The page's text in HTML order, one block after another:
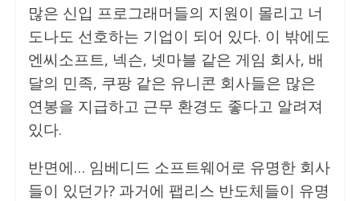
많은 신입 프로그래머들의 지원이 몰리고 너
도나도 선호하는 기업이 되어 있다. 이 밖에도
엔씨소프트, 넥슨, 넷마블 같은 게임 회사, 배
달의 민족, 쿠팡 같은 유니콘 회사들은 많은
연봉을 지급하고 근무 환경도 좋다고 알려져
있다.
반면에… 임베디드 소프트웨어로 유명한 회사
들이 있던가? 과거에 팹리스 반도체들이 유명